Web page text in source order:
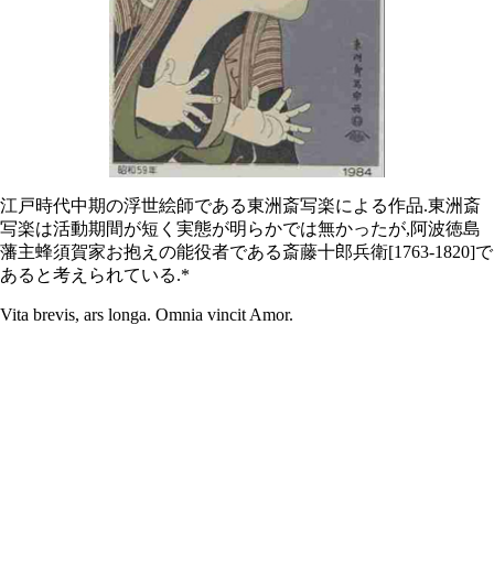
江戸時代中期の浮世絵師である東洲斎写楽による作品.東洲斎
写楽は活動期間が短く実態が明らかでは無かったが,阿波徳島
藩主蜂須賀家お抱えの能役者である斎藤十郎兵衛[1763-1820]で
あると考えられている.*
Vita brevis, ars longa. Omnia vincit Amor.